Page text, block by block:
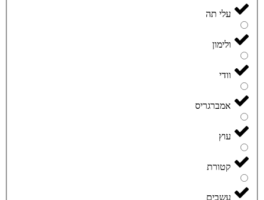
עלי תה
ולימון
וודי
אמברגריס
עוץ
קטורת
עשבים